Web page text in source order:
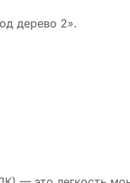
дерево 2».